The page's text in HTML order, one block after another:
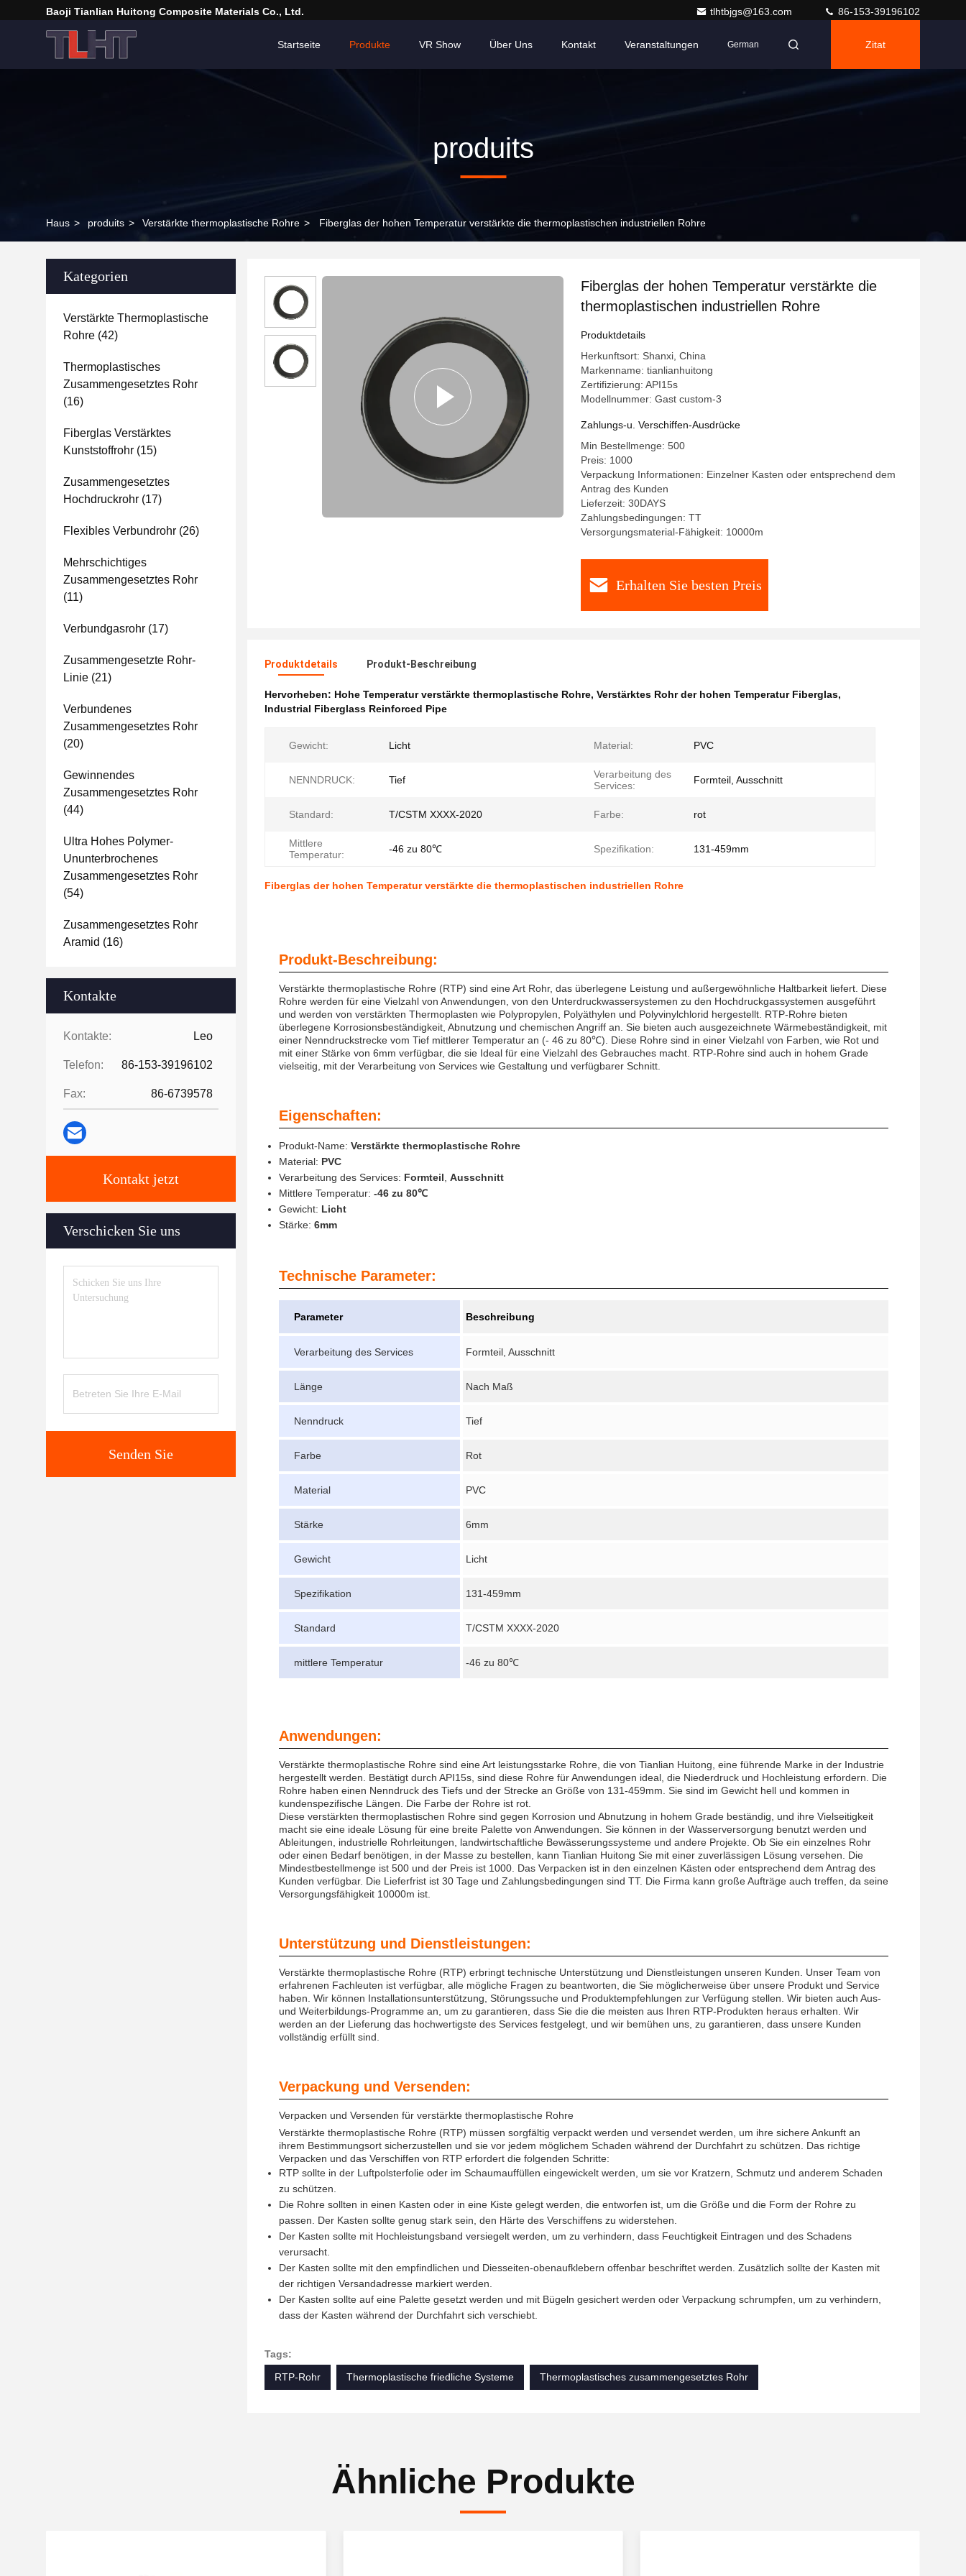
Baoji Tianlian Huitong Composite Materials Co., Ltd. tlhtbjgs@163.com 86-153-39196102
Startseite Produkte VR Show Über Uns Kontakt Veranstaltungen German Zitat
produits
Haus > produits > Verstärkte thermoplastische Rohre > Fiberglas der hohen Temperatur verstärkte die thermoplastischen industriellen Rohre
Kategorien
Verstärkte Thermoplastische
Rohre (42)
Thermoplastisches
Zusammengesetztes Rohr
(16)
Fiberglas Verstärktes
Kunststoffrohr (15)
Zusammengesetztes
Hochdruckrohr (17)
Flexibles Verbundrohr (26)
Mehrschichtiges
Zusammengesetztes Rohr
(11)
Verbundgasrohr (17)
Zusammengesetzte Rohr-
Linie (21)
Verbundenes
Zusammengesetztes Rohr
(20)
Gewinnendes
Zusammengesetztes Rohr
(44)
Ultra Hohes Polymer-
Ununterbrochenes
Zusammengesetztes Rohr
(54)
Zusammengesetztes Rohr
Aramid (16)
Kontakte
Kontakte: Leo
Telefon: 86-153-39196102
Fax: 86-6739578
Kontakt jetzt
Verschicken Sie uns
Senden Sie
Fiberglas der hohen Temperatur verstärkte die
thermoplastischen industriellen Rohre
Produktdetails
Herkunftsort: Shanxi, China
Markenname: tianlianhuitong
Zertifizierung: API15s
Modellnummer: Gast custom-3
Zahlungs-u. Verschiffen-Ausdrücke
Min Bestellmenge: 500
Preis: 1000
Verpackung Informationen: Einzelner Kasten oder entsprechend dem
Antrag des Kunden
Lieferzeit: 30DAYS
Zahlungsbedingungen: TT
Versorgungsmaterial-Fähigkeit: 10000m
Erhalten Sie besten Preis
Produktdetails Produkt-Beschreibung
Hervorheben: Hohe Temperatur verstärkte thermoplastische Rohre, Verstärktes Rohr der hohen Temperatur Fiberglas,
Industrial Fiberglass Reinforced Pipe
Gewicht: Licht Material: PVC
NENNDRUCK: Tief
Verarbeitung des
Services:
Formteil, Ausschnitt
Standard: T/CSTM XXXX-2020 Farbe: rot
Mittlere
Temperatur:
-46 zu 80℃ Spezifikation: 131-459mm
Fiberglas der hohen Temperatur verstärkte die thermoplastischen industriellen Rohre
Produkt-Beschreibung:
Verstärkte thermoplastische Rohre (RTP) sind eine Art Rohr, das überlegene Leistung und außergewöhnliche Haltbarkeit liefert. Diese
Rohre werden für eine Vielzahl von Anwendungen, von den Unterdruckwassersystemen zu den Hochdruckgassystemen ausgeführt
und werden von verstärkten Thermoplasten wie Polypropylen, Polyäthylen und Polyvinylchlorid hergestellt. RTP-Rohre bieten
überlegene Korrosionsbeständigkeit, Abnutzung und chemischen Angriff an. Sie bieten auch ausgezeichnete Wärmebeständigkeit, mit
einer Nenndruckstrecke vom Tief mittlerer Temperatur an (- 46 zu 80℃). Diese Rohre sind in einer Vielzahl von Farben, wie Rot und
mit einer Stärke von 6mm verfügbar, die sie Ideal für eine Vielzahl des Gebrauches macht. RTP-Rohre sind auch in hohem Grade
vielseitig, mit der Verarbeitung von Services wie Gestaltung und verfügbarer Schnitt.
Eigenschaften:
Produkt-Name: Verstärkte thermoplastische Rohre
Material: PVC
Verarbeitung des Services: Formteil Ausschnitt
Mittlere Temperatur: -46 zu 80℃
Gewicht: Licht
Stärke: 6mm
Technische Parameter:
Parameter Beschreibung
Verarbeitung des Services Formteil, Ausschnitt
Länge Nach Maß
Nenndruck Tief
Farbe Rot
Material PVC
Stärke 6mm
Gewicht Licht
Spezifikation 131-459mm
Standard T/CSTM XXXX-2020
mittlere Temperatur -46 zu 80℃
Anwendungen:
Verstärkte thermoplastische Rohre sind eine Art leistungsstarke Rohre, die von Tianlian Huitong, eine führende Marke in der Industrie
hergestellt werden. Bestätigt durch API15s, sind diese Rohre für Anwendungen ideal, die Niederdruck und Hochleistung erfordern. Die
Rohre haben einen Nenndruck des Tiefs und der Strecke an Größe von 131-459mm. Sie sind im Gewicht hell und kommen in
kundenspezifische Längen. Die Farbe der Rohre ist rot.
Diese verstärkten thermoplastischen Rohre sind gegen Korrosion und Abnutzung in hohem Grade beständig, und ihre Vielseitigkeit
macht sie eine ideale Lösung für eine breite Palette von Anwendungen. Sie können in der Wasserversorgung benutzt werden und
Ableitungen, industrielle Rohrleitungen, landwirtschaftliche Bewässerungssysteme und andere Projekte. Ob Sie ein einzelnes Rohr
oder einen Bedarf benötigen, in der Masse zu bestellen, kann Tianlian Huitong Sie mit einer zuverlässigen Lösung versehen. Die
Mindestbestellmenge ist 500 und der Preis ist 1000. Das Verpacken ist in den einzelnen Kästen oder entsprechend dem Antrag des
Kunden verfügbar. Die Lieferfrist ist 30 Tage und Zahlungsbedingungen sind TT. Die Firma kann große Aufträge auch treffen, da seine
Versorgungsfähigkeit 10000m ist.
Unterstützung und Dienstleistungen:
Verstärkte thermoplastische Rohre (RTP) erbringt technische Unterstützung und Dienstleistungen unseren Kunden. Unser Team von
erfahrenen Fachleuten ist verfügbar, alle mögliche Fragen zu beantworten, die Sie möglicherweise über unsere Produkt und Service
haben. Wir können Installationsunterstützung, Störungssuche und Produktempfehlungen zur Verfügung stellen. Wir bieten auch Aus-
und Weiterbildungs-Programme an, um zu garantieren, dass Sie die die meisten aus Ihren RTP-Produkten heraus erhalten. Wir
werden an der Lieferung das hochwertigste des Services festgelegt, und wir bemühen uns, zu garantieren, dass unsere Kunden
vollständig erfüllt sind.
Verpackung und Versenden:
Verpacken und Versenden für verstärkte thermoplastische Rohre
Verstärkte thermoplastische Rohre (RTP) müssen sorgfältig verpackt werden und versendet werden, um ihre sichere Ankunft an
ihrem Bestimmungsort sicherzustellen und sie vor jedem möglichem Schaden während der Durchfahrt zu schützen. Das richtige
Verpacken und das Verschiffen von RTP erfordert die folgenden Schritte:
RTP sollte in der Luftpolsterfolie oder im Schaumauffüllen eingewickelt werden, um sie vor Kratzern, Schmutz und anderem Schaden
zu schützen.
Die Rohre sollten in einen Kasten oder in eine Kiste gelegt werden, die entworfen ist, um die Größe und die Form der Rohre zu
passen. Der Kasten sollte genug stark sein, den Härte des Verschiffens zu widerstehen.
Der Kasten sollte mit Hochleistungsband versiegelt werden, um zu verhindern, dass Feuchtigkeit Eintragen und des Schadens
verursacht.
Der Kasten sollte mit den empfindlichen und Diesseiten-obenaufklebern offenbar beschriftet werden. Zusätzlich sollte der Kasten mit
der richtigen Versandadresse markiert werden.
Der Kasten sollte auf eine Palette gesetzt werden und mit Bügeln gesichert werden oder Verpackung schrumpfen, um zu verhindern,
dass der Kasten während der Durchfahrt sich verschiebt.
Tags:
RTP-Rohr
Thermoplastische friedliche Systeme Thermoplastisches zusammengesetztes Rohr
Ähnliche Produkte